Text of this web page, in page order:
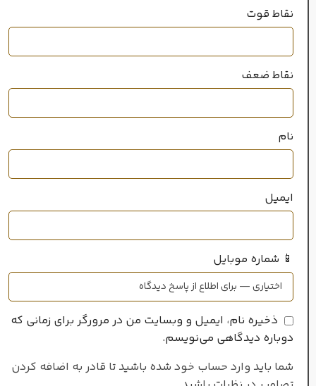
متوسط
2002
نقاط قوت
نقاط ضعف
نام
ایمیل
📱 شماره موبایل
ذخیره نام، ایمیل و وبسایت من در مرورگر برای زمانی که
دوباره دیدگاهی می‌نویسم.
شما باید وارد حساب خود شده باشید تا قادر به اضافه کردن